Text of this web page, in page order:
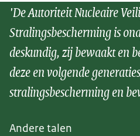
'De Autoriteit Nucleaire
Stralingsbescherming is
deskundig, zij bewaakt en
deze en volgende
stralingsbescherming en
Andere talen